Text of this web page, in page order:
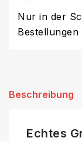
Nur in der
Beschreibung
Echtes